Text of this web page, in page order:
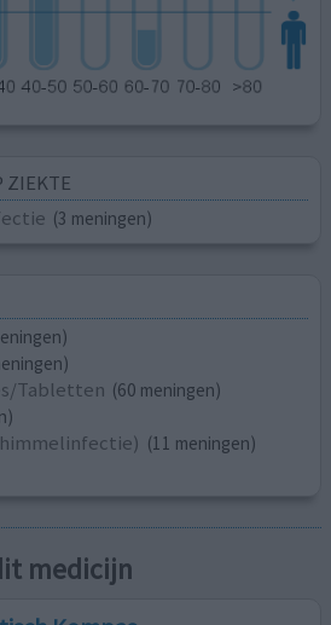
ZIEKTE
(3 meningen)
Tabletten (60 meningen)
(11 meningen)
medicijn